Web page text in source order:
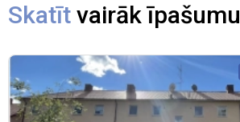
Skatīt vairāk īpašumu